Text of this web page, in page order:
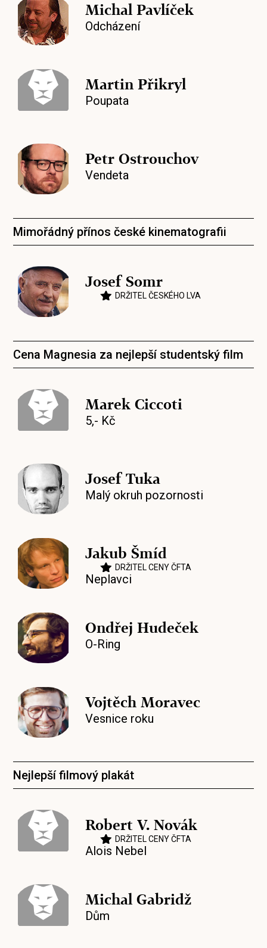
Michal Pavlíček
Odcházení
Martin Přikryl
Poupata
Petr Ostrouchov
Vendeta
Mimořádný přínos české kinematografii
Josef Somr
DRŽITEL ČESKÉHO LVA
Cena Magnesia za nejlepší studentský film
Marek Ciccoti
5,- Kč
Josef Tuka
Malý okruh pozornosti
Jakub Šmíd
DRŽITEL CENY ČFTA
Neplavci
Ondřej Hudeček
O-Ring
Vojtěch Moravec
Vesnice roku
Nejlepší filmový plakát
Robert V. Novák
DRŽITEL CENY ČFTA
Alois Nebel
Michal Gabridž
Dům